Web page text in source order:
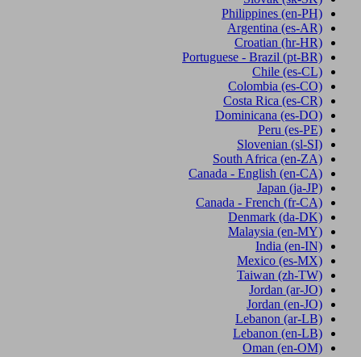
Philippines (en-PH)
Argentina (es-AR)
Croatian (hr-HR)
Portuguese - Brazil (pt-BR)
Chile (es-CL)
Colombia (es-CO)
Costa Rica (es-CR)
Dominicana (es-DO)
Peru (es-PE)
Slovenian (sl-SI)
South Africa (en-ZA)
Canada - English (en-CA)
Japan (ja-JP)
Canada - French (fr-CA)
Denmark (da-DK)
Malaysia (en-MY)
India (en-IN)
Mexico (es-MX)
Taiwan (zh-TW)
Jordan (ar-JO)
Jordan (en-JO)
Lebanon (ar-LB)
Lebanon (en-LB)
Oman (en-OM)